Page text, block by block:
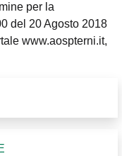
per la
del 20 Agosto 2018
www.aospterni.it,